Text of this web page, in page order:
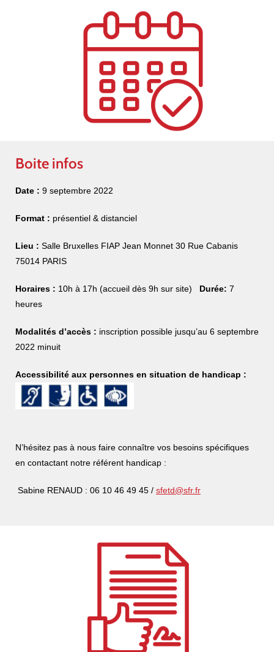
Boite infos
Date : 9 septembre 2022
Format : présentiel & distanciel
Lieu : Salle Bruxelles FIAP Jean Monnet 30 Rue Cabanis
75014 PARIS
Horaires : 10h à 17h (accueil dès 9h sur site) Durée: 7
heures
Modalités d’accès : inscription possible jusqu’au 6 septembre
2022 minuit
Accessibilité aux personnes en situation de handicap :
N’hésitez pas à nous faire connaître vos besoins spécifiques
en contactant notre référent handicap :
Sabine RENAUD : 06 10 46 49 45 / sfetd@sfr.fr